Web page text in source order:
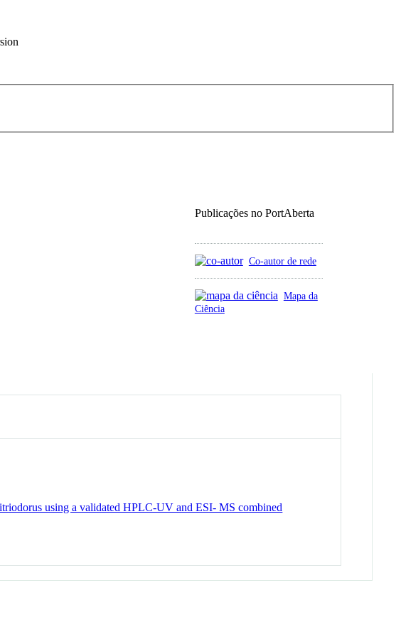
Publicações no PortAberta
Co-autor de rede
Mapa da
Ciência
using a validated HPLC-UV and ESI- MS combined